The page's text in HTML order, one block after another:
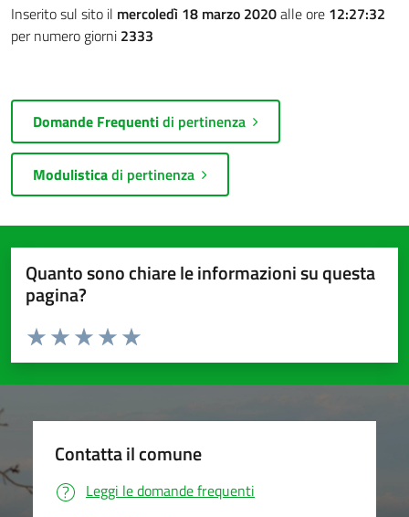
Inserito sul sito il mercoledì 18 marzo 2020alle ore 12:27:32
per numero giorni 2333
Domande Frequentidi pertinenza
Modulisticadi pertinenza
Quanto sono chiare le informazioni su questa
pagina?
Valuta da 1 a 5 stelle la pagina
Valuta 5 stelle su 5
Valuta 4 stelle su 5
Valuta 3 stelle su 5
Valuta 2 stelle su 5
Valuta 1 stelle su 5
Contatta il comune
Leggi le domande frequenti